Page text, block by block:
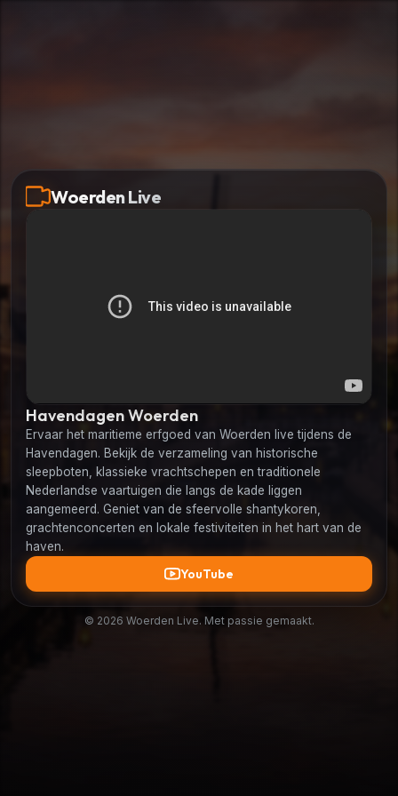
Woerden Live
Havendagen Woerden
Ervaar het maritieme erfgoed van Woerden live tijdens de
Havendagen. Bekijk de verzameling van historische
sleepboten, klassieke vrachtschepen en traditionele
Nederlandse vaartuigen die langs de kade liggen
aangemeerd. Geniet van de sfeervolle shantykoren,
grachtenconcerten en lokale festiviteiten in het hart van de
haven.
YouTube
© 2026 Woerden Live. Met passie gemaakt.